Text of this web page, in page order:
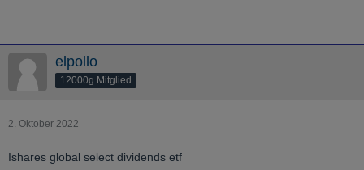
elpollo
12000g Mitglied
2. Oktober 2022
Ishares global select dividends etf